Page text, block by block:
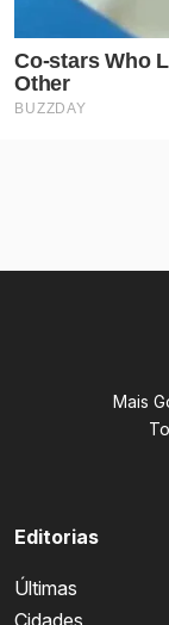
Mais
Editorias
Últimas